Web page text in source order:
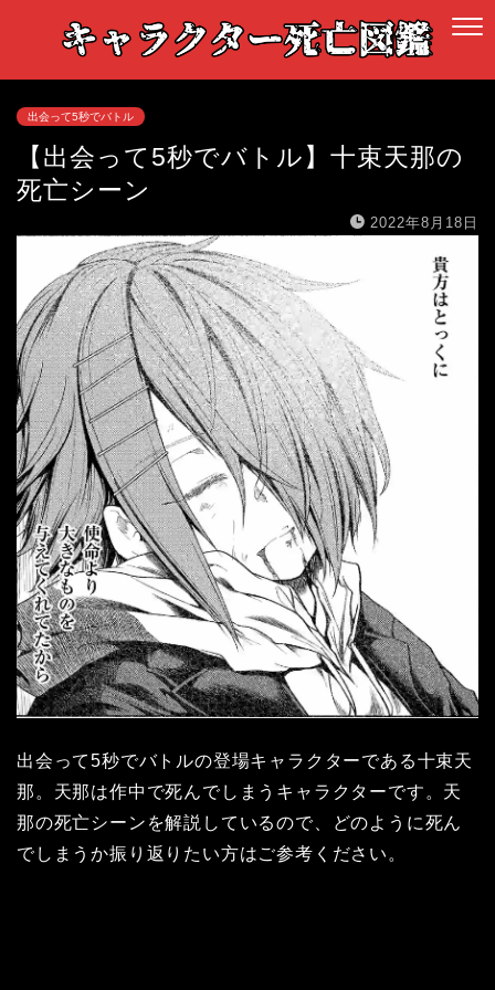
出会って5秒でバトル
【出会って5秒でバトル】十束天那の
死亡シーン
2022年8月18日
出会って5秒でバトルの登場キャラクターである十束天
那。天那は作中で死んでしまうキャラクターです。天
那の死亡シーンを解説しているので、どのように死ん
でしまうか振り返りたい方はご参考ください。